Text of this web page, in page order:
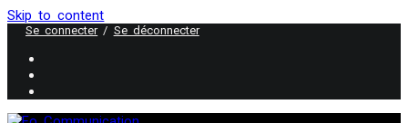
Skip to content
Se connecter/ Se déconnecter